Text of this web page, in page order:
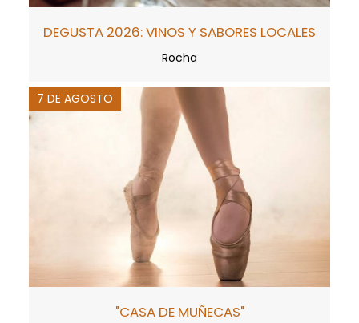
DEGUSTA 2026: VINOS Y SABORES LOCALES
Rocha
7 DE AGOSTO
"CASA DE MUÑECAS"